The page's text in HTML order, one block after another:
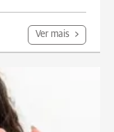
Ver mais